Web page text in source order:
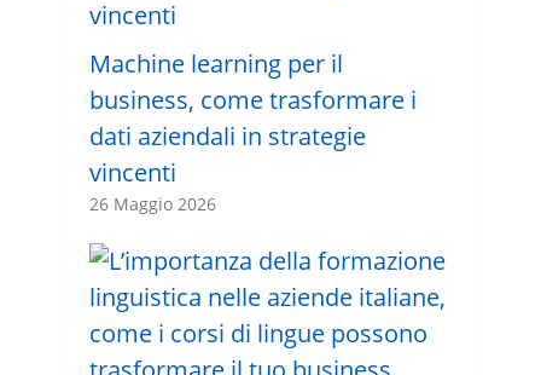
Machine learning per il
business, come trasformare i
dati aziendali in strategie
vincenti
26 Maggio 2026